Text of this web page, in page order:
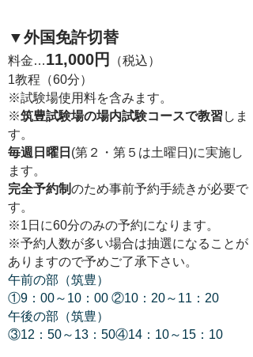
​▼外国免許切替
料金…11,000円
（税込）
1教程（60分）
※試験場使用料を含みます。
※筑豊試験場の場内試験コースで教習 し ま
す。
毎週日曜日 (第２・第５は土曜日)に実施し
ます。
完全予約制のため事前予約手続きが必要で
す。
※1日に60分のみの予約になります。
※予約人数が多い場合は抽選になることが
ありますので予めご了承下さい。
午前の部（筑豊）
①9：00～10：00 ②10：20～11：20
午後の部（筑豊）
③12：50～13：50④14：10～15：10